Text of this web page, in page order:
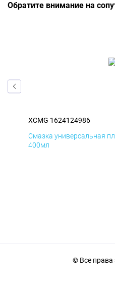
Обратите внимание на
XCMG 1624124986
Смазка универсальная
400мл
© Все